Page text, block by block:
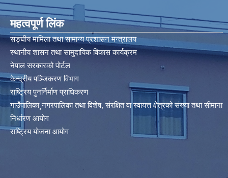
महत्वपूर्ण लिंक
सङ्घीय मामिला तथा सामान्य प्रशासन मन्त्रालय
स्थानीय शासन तथा सामुदायिक विकास कार्यक्रम
नेपाल सरकारको पोर्टल
केन्द्रीय पञ्जिकरण विभाग
राष्ट्रिय पुनर्निर्माण प्राधिकरण
गाउँपालिका¸नगरपालिका तथा विशेष, संरक्षित वा स्वायत्त क्षेत्रको संख्या तथा सीमाना
निर्धारण आयोग​
राष्ट्रिय योजना आयोग